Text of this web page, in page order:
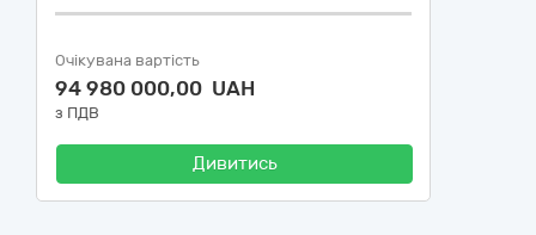
Очікувана вартість
94 980 000,00 UAH
з ПДВ
Дивитись